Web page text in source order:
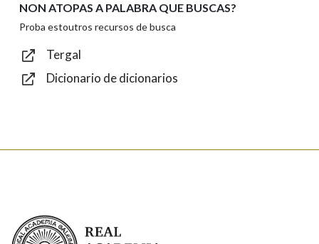
Texto de verificación
NON ATOPAS A PALABRA QUE BUSCAS?
Proba estoutros recursos de busca
Tergal
Dicionario de dicionarios
Real Academia Galega